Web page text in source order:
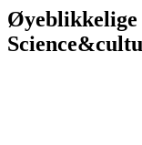
Øyeblikkelige